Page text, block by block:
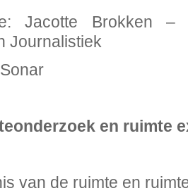
Jacotte Brokken
Journalistiek
en ruimte
van de ruimte en